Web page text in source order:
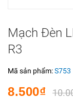
Mạch Đèn
R3
Mã sản phẩm:S753
8.500₫